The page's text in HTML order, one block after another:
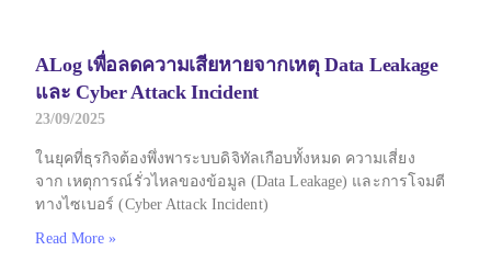
ALog เพื่อลดความเสียหายจากเหตุ Data Leakage
และ Cyber Attack Incident
23/09/2025
ในยุคที่ธุรกิจต้องพึ่งพาระบบดิจิทัลเกือบทั้งหมด ความเสี่ยง
จาก เหตุการณ์รั่วไหลของข้อมูล (Data Leakage) และการโจมตี
ทางไซเบอร์ (Cyber Attack Incident)
Read More »